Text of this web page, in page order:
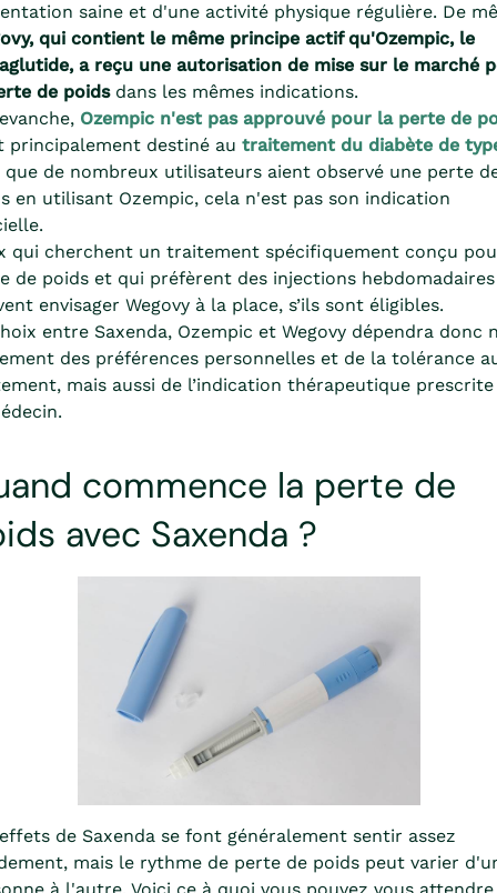
saine et d'une activité physique régulière. De
qui contient le même principe actif qu'Ozempic, le
a reçu une autorisation de mise sur le marché
de poidsdans les mêmes indications.
Ozempic n'est pas approuvé pour la perte de
principalement destiné au traitement du diabète de
que de nombreux utilisateurs aient observé une perte
en utilisant Ozempic, cela n'est pas son indication
qui cherchent un traitement spécifiquement conçu
de poids et qui préfèrent des injections hebdomadaires
envisager Wegovy à la place, s’ils sont éligibles.
entre Saxenda, Ozempic et Wegovy dépendra donc
des préférences personnelles et de la tolérance
mais aussi de l’indication thérapeutique
commence la perte de
avec Saxenda ?
de Saxenda se font généralement sentir assez
mais le rythme de perte de poids peut varier